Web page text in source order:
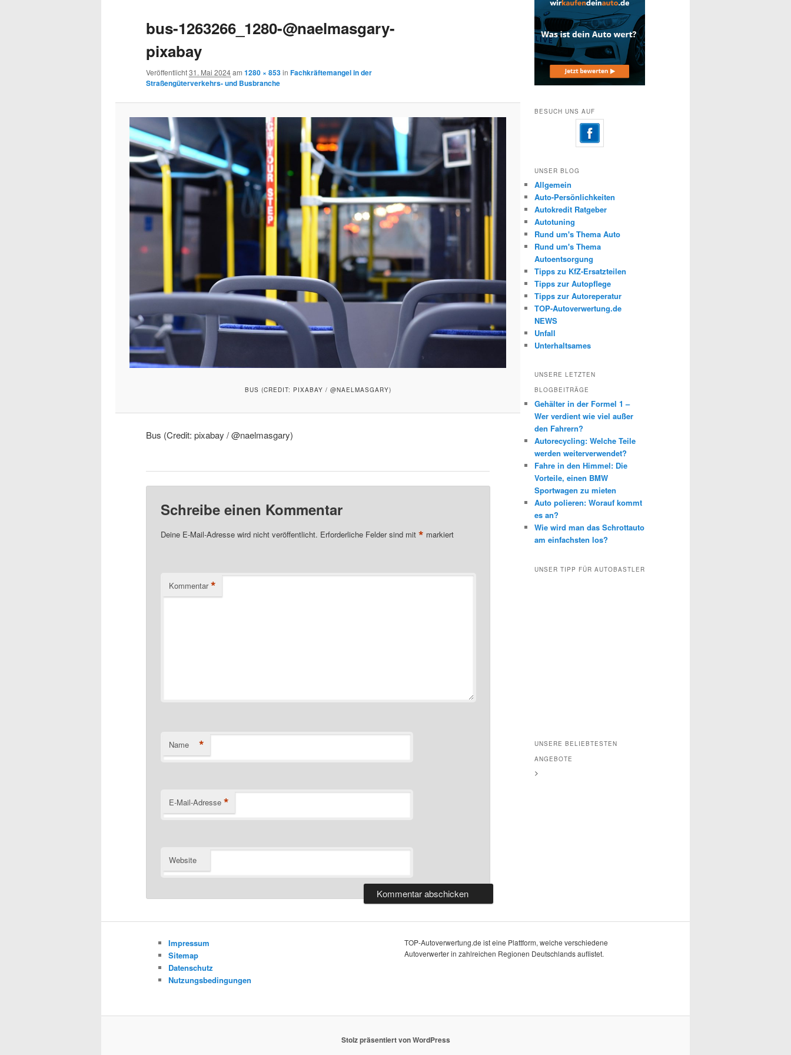
bus-1263266_1280-@naelmasgary-
pixabay
Veröffentlicht31. Mai 2024am 1280 × 853in Fachkräftemangel in der
Straßengüterverkehrs- und Busbranche
BUS (CREDIT: PIXABAY / @NAELMASGARY)
Bus (Credit: pixabay / @naelmasgary)
Schreibe einen Kommentar
Deine E-Mail-Adresse wird nicht veröffentlicht. Erforderliche Felder sind mit* markiert
Kommentar *
Name *
E-Mail-Adresse *
Website
BESUCH UNS AUF
UNSER BLOG
Allgemein
Auto-Persönlichkeiten
Autokredit Ratgeber
Autotuning
Rund um's Thema Auto
Rund um's Thema
Autoentsorgung
Tipps zu KfZ-Ersatzteilen
Tipps zur Autopflege
Tipps zur Autoreperatur
TOP-Autoverwertung.de
NEWS
Unfall
Unterhaltsames
UNSERE LETZTEN
BLOGBEITRÄGE
Gehälter in der Formel 1 –
Wer verdient wie viel außer
den Fahrern?
Autorecycling: Welche Teile
werden weiterverwendet?
Fahre in den Himmel: Die
Vorteile, einen BMW
Sportwagen zu mieten
Auto polieren: Worauf kommt
es an?
Wie wird man das Schrottauto
am einfachsten los?
UNSER TIPP FÜR AUTOBASTLER
UNSERE BELIEBTESTEN
ANGEBOTE
>
Impressum
Sitemap
Datenschutz
Nutzungsbedingungen
TOP-Autoverwertung.de ist eine Plattform, welche verschiedene
Autoverwerter in zahlreichen Regionen Deutschlands auflistet.
Stolz präsentiert von WordPress